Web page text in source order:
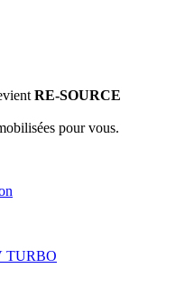
RE-SOURCE
pour vous.
TURBO